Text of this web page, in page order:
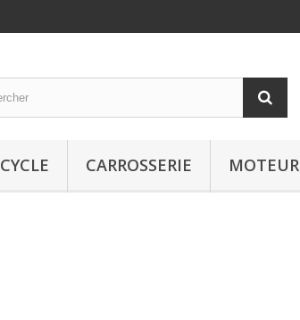
CARROSSERIE MOTEUR